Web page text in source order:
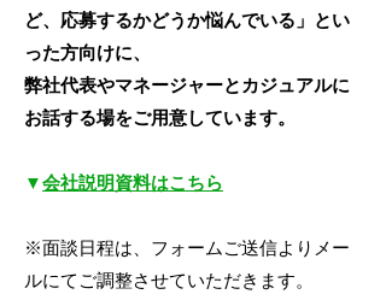
ど、応募するかどうか悩んでいる」とい
った方向けに、
弊社代表やマネージャーとカジュアルに
お話する場をご用意しています。
▼​会社説明資料はこちら
※面談日程は、フォームご送信よりメー
ルにてご調整させていただきます。